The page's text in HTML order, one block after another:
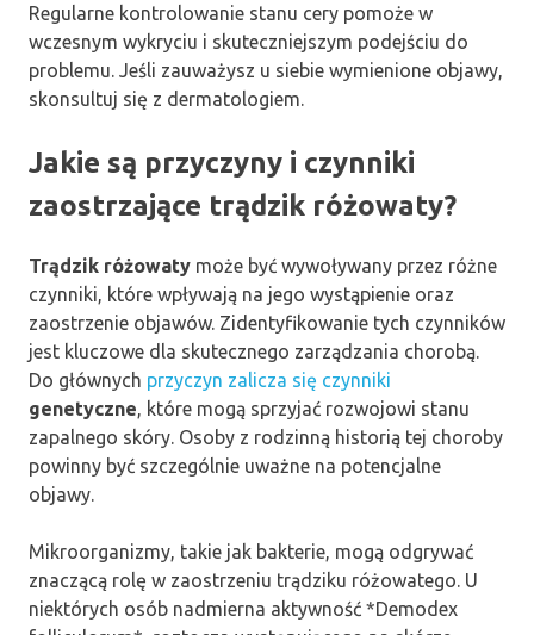
Regularne kontrolowanie stanu cery pomoże w
wczesnym wykryciu i skuteczniejszym podejściu do
problemu. Jeśli zauważysz u siebie wymienione objawy,
skonsultuj się z dermatologiem.
Jakie są przyczyny i czynniki
zaostrzające trądzik różowaty?
Trądzik różowaty może być wywoływany przez różne
czynniki, które wpływają na jego wystąpienie oraz
zaostrzenie objawów. Zidentyfikowanie tych czynników
jest kluczowe dla skutecznego zarządzania chorobą.
Do głównych przyczyn zalicza się czynniki
genetyczne, które mogą sprzyjać rozwojowi stanu
zapalnego skóry. Osoby z rodzinną historią tej choroby
powinny być szczególnie uważne na potencjalne
objawy.
Mikroorganizmy, takie jak bakterie, mogą odgrywać
znaczącą rolę w zaostrzeniu trądziku różowatego. U
niektórych osób nadmierna aktywność *Demodex